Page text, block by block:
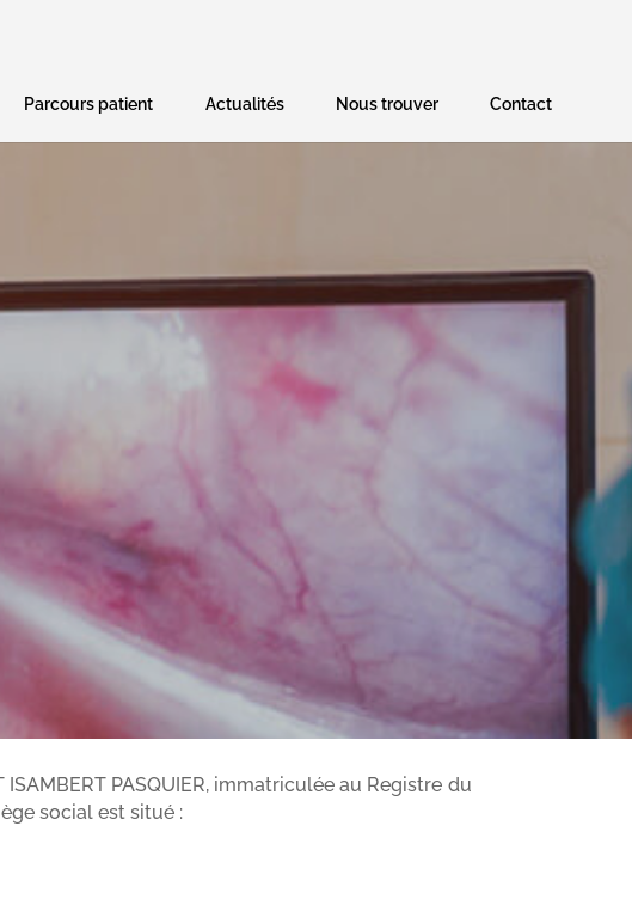
Parcours patient Actualités Nous trouver Contact
PASQUIER, immatriculée au Registre du
social est situé :